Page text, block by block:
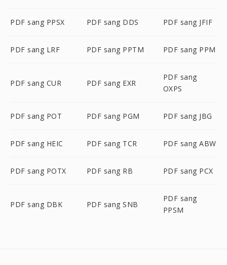
PDF sang PPSX PDF sang DDS PDF sang JFIF
PDF sang LRF PDF sang PPTM PDF sang PPM
PDF sang CUR PDF sang EXR
PDF sang
OXPS
PDF sang POT PDF sang PGM PDF sang JBG
PDF sang HEIC PDF sang TCR PDF sang ABW
PDF sang POTX PDF sang RB PDF sang PCX
PDF sang DBK PDF sang SNB
PDF sang
PPSM